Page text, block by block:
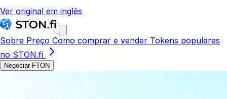
Ver original em inglês
Sobre Preço Como comprar e vender Tokens populares
no STON.fi
Negociar FTON